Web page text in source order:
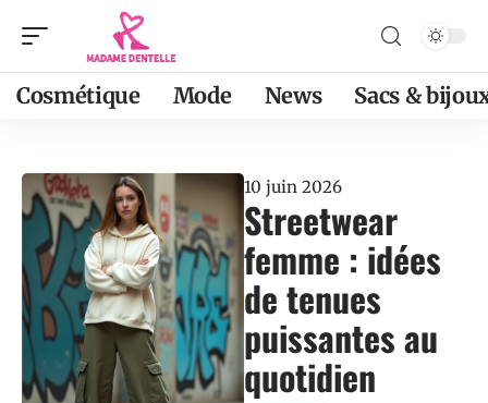
Cosmétique Mode News Sacs &
10 juin 2026
Streetwear
femme : idées
de tenues
puissantes au
quotidien